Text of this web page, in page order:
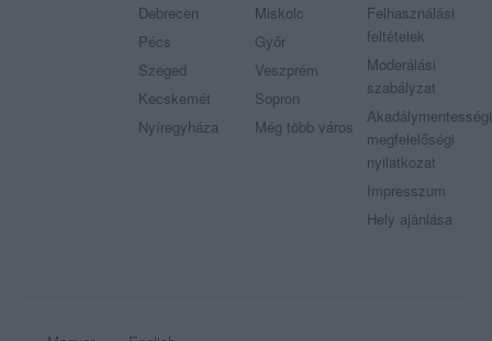
Debrecen
Pécs
Szeged
Kecskemét
Nyíregyháza
Miskolc
Győr
Veszprém
Sopron
Még több város
Felhasználási
feltételek
Moderálási
szabályzat
Akadálymentességi
megfelelőségi
nyilatkozat
Impresszum
Hely ajánlása